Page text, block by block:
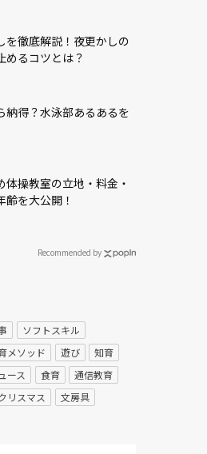
を徹底解説！夜更かしの
めるコツとは？
納得？水泳部あるあるを
体操教室の立地・料金・
齢を大公開！
Recommended by
ソフトスキル
メソッド 遊び
知育
ース 食育
通信教育
リスマス
文房具